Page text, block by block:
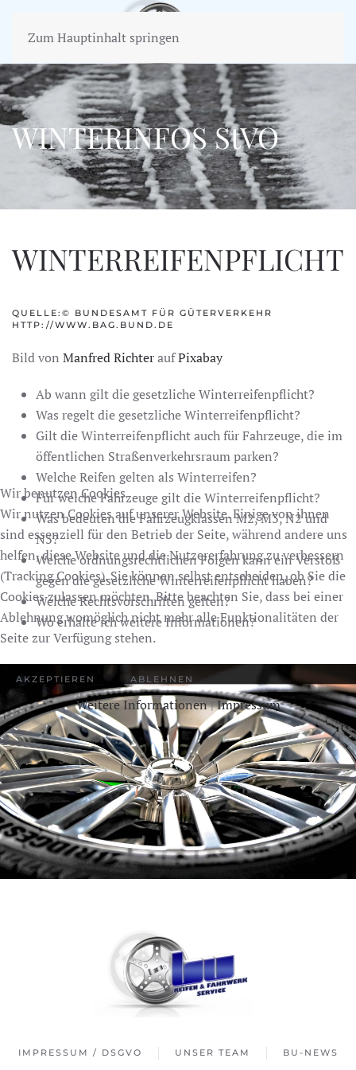
Zum Hauptinhalt springen
WINTERINFOS StVO
WINTERREIFENPFLICHT
QUELLE:© BUNDESAMT FÜR GÜTERVERKEHR
HTTP://WWW.BAG.BUND.DE
Bild von Manfred RichteraufPixabay
Ab wann gilt die gesetzliche Winterreifenpflicht?
Was regelt die gesetzliche Winterreifenpflicht?
Gilt die Winterreifenpflicht auch für Fahrzeuge, die im
öffentlichen Straßenverkehrsraum parken?
Welche Reifen gelten als Winterreifen?
Für welche Fahrzeuge gilt die Winterreifenpflicht?
Was bedeuten die Fahrzeugklassen M2, M3, N2 und
N3?
Welche ordnungsrechtlichen Folgen kann ein Verstoß
gegen die gesetzliche Winterreifenpflicht haben?
Welche Rechtsvorschriften gelten?
Wo erhalte ich weitere Informationen?
IMPRESSUM / DSGVO UNSER TEAM BU-NEWS
Wir benutzen Cookies
Wir nutzen Cookies auf unserer Website. Einige von ihnen
sind essenziell für den Betrieb der Seite, während andere uns
helfen, diese Website und die Nutzererfahrung zu verbessern
(Tracking Cookies). Sie können selbst entscheiden, ob Sie die
Cookies zulassen möchten. Bitte beachten Sie, dass bei einer
Ablehnung womöglich nicht mehr alle Funktionalitäten der
Seite zur Verfügung stehen.
AKZEPTIEREN ABLEHNEN
Weitere Informationen|Impressum